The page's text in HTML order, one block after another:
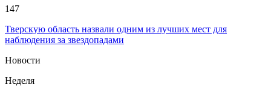
147
Тверскую область назвали одним из лучших мест для
наблюдения за звездопадами
Новости
Неделя